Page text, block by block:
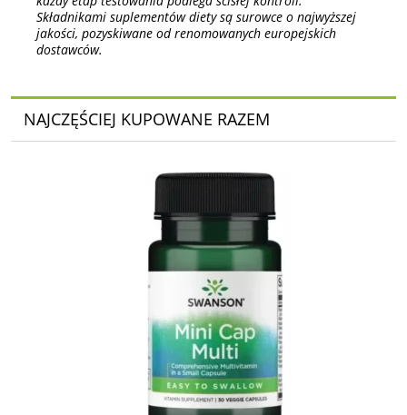
Składnikami suplementów diety są surowce o najwyższej
jakości, pozyskiwane od renomowanych europejskich
dostawców.
NAJCZĘŚCIEJ KUPOWANE RAZEM